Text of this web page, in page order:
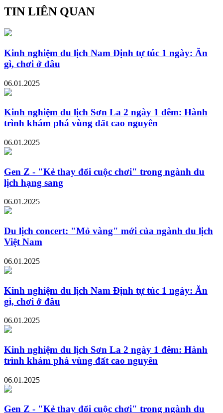
TIN LIÊN QUAN
Kinh nghiệm du lịch Nam Định tự túc 1 ngày: Ăn
gì, chơi ở đâu
06.01.2025
Kinh nghiệm du lịch Sơn La 2 ngày 1 đêm: Hành
trình khám phá vùng đất cao nguyên
06.01.2025
Gen Z - "Kẻ thay đổi cuộc chơi" trong ngành du
lịch hạng sang
06.01.2025
Du lịch concert: "Mỏ vàng" mới của ngành du lịch
Việt Nam
06.01.2025
Kinh nghiệm du lịch Nam Định tự túc 1 ngày: Ăn
gì, chơi ở đâu
06.01.2025
Kinh nghiệm du lịch Sơn La 2 ngày 1 đêm: Hành
trình khám phá vùng đất cao nguyên
06.01.2025
Gen Z - "Kẻ thay đổi cuộc chơi" trong ngành du